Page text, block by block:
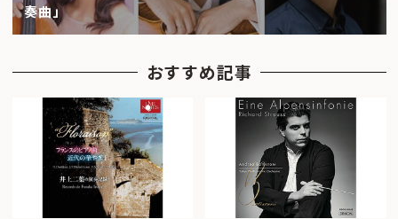
奏曲」
おすすめ記事